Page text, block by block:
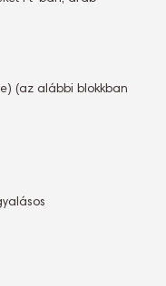
(az alábbi blokkban